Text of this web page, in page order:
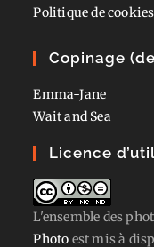
Politique de cookies
Copinage
Emma-Jane
Wait and Sea
Licence
L'ensemble des
Photo est mis à